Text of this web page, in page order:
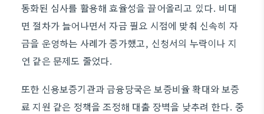
동화된 심사를 활용해 효율성을 끌어올리고 있다. 비대
면 절차가 늘어나면서 자금 필요 시점에 맞춰 신속히 자
금을 운영하는 사례가 증가했고, 신청서의 누락이나 지
연 같은 문제도 줄었다.
또한 신용보증기관과 금융당국은 보증비율 확대와 보증
료 지원 같은 정책을 조정해 대출 장벽을 낮추려 한다. 중